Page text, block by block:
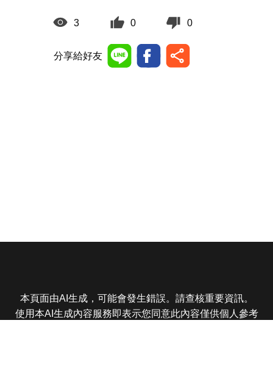
3 0 0
分享給好友
本頁面由AI生成，可能會發生錯誤。請查核重要資訊。
使用本AI生成內容服務即表示您同意此內容僅供個人參考